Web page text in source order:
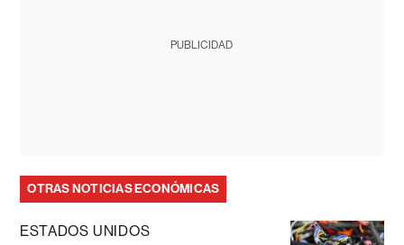
PUBLICIDAD
OTRAS NOTICIAS ECONÓMICAS
ESTADOS UNIDOS